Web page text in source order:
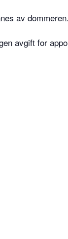
av
avgift for